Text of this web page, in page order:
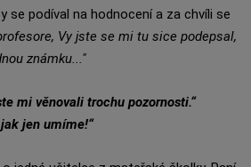
se podíval na hodnocení a za chvíli se
Vy jste se mi tu sice podepsal,
známku..."
mi věnovali trochu pozornosti.“
jen umíme!“